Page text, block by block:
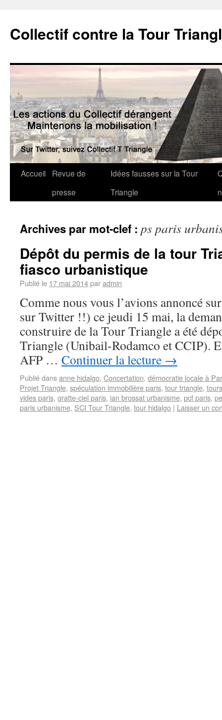
Collectif contre la Tour
Accueil
Revue de
presse
Idées fausses sur la Tour
Triangle
Archives par mot-clef : ps paris
Dépôt du permis de la tour
fiasco urbanistique
Publié le 17 mai 2014paradmin
Comme nous vous l’avions annoncé
sur Twitter !!) ce jeudi 15 mai, la
construire de la Tour Triangle a été
Triangle (Unibail-Rodamco et CCIP).
AFP … Continuer la lecture →
Publié dansanne hidalgo, Concertation, démocratie locale à
Projet Triangle, spéculation immobilière paris, tour triangle,
vides paris, gratte-ciel paris, ian brossat urbanisme, pcf paris,
paris urbanisme, SCI Tour Triangle, tour hidalgo | Laisser un